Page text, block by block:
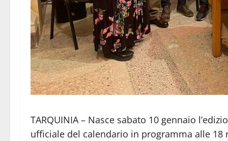
TARQUINIA – Nasce sabato 10 gennaio
ufficiale del calendario in programma alle 18